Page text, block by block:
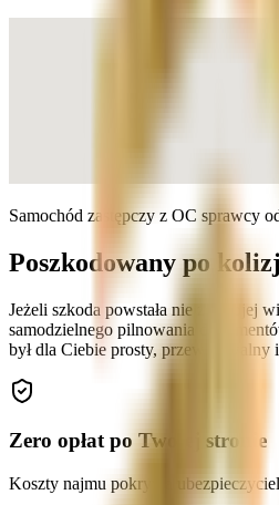
Samochód zastępczy z OC sprawcy
Poszkodowany po
Jeżeli szkoda powstała nie z Twojej
samodzielnego pilnowania
był dla Ciebie prosty,
Zero opłat po Twojej stronie
Koszty najmu pokrywa